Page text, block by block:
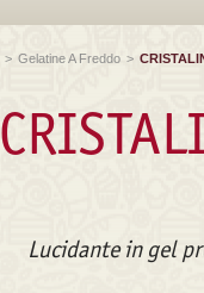
> Gelatine A Freddo >
Lucidante in gel